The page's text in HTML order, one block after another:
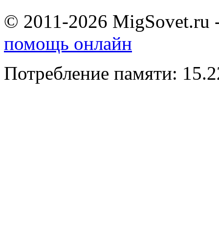
© 2011-2026 MigSovet.ru
помощь онлайн
Потребление памяти: